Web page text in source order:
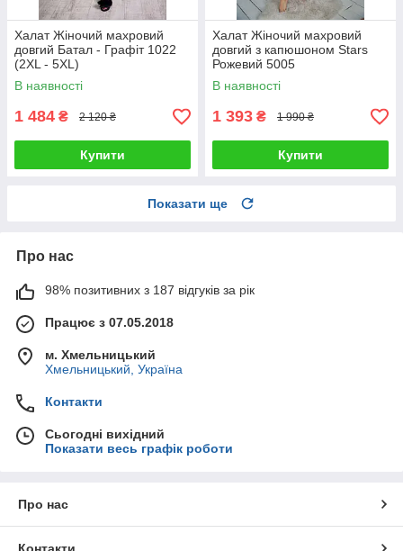
Халат Жіночий махровий
довгий Батал - Графіт 1022
(2XL - 5XL)
В наявності
1 484 ₴ 2 120 ₴
Купити
Халат Жіночий махровий
довгий з капюшоном Stars
Рожевий 5005
В наявності
1 393 ₴ 1 990 ₴
Купити
Показати ще
Про нас
98% позитивних з 187 відгуків за рік
Працює з 07.05.2018
м. Хмельницький
Хмельницький, Україна
Контакти
Сьогодні вихідний
Показати весь графік роботи
Про нас